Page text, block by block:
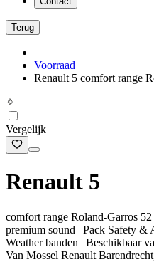
Terug
Voorraad
Renault 5 comfort range
Vergelijk
Renault 5
comfort range Roland-Garros
premium sound | Pack Safety
Weather banden | Beschikbaar
Van Mossel Renault